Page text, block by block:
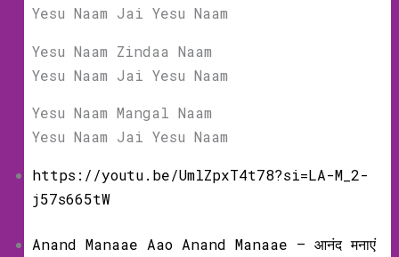
Yesu Naam Jai Yesu Naam
Yesu Naam Zindaa Naam
Yesu Naam Jai Yesu Naam
Yesu Naam Mangal Naam
Yesu Naam Jai Yesu Naam
https://youtu.be/UmlZpxT4t78?si=LA-M_2-
j57s665tW
Anand Manaae Aao Anand Manaae – आनंद मनाएं